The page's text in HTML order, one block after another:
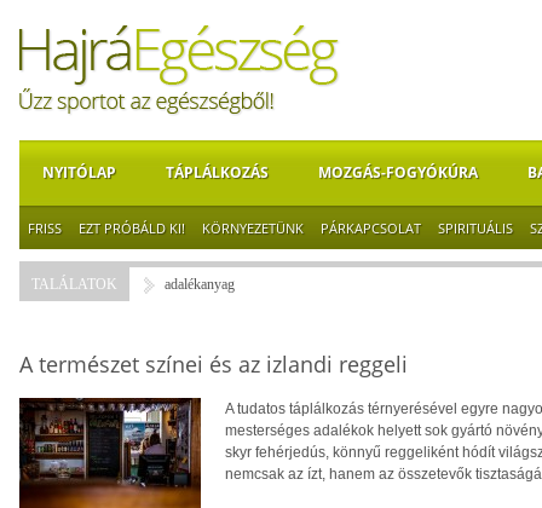
NYITÓLAP TÁPLÁLKOZÁS MOZGÁS-FOGYÓKÚRA
FRISS EZT PRÓBÁLD KI! KÖRNYEZETÜNK PÁRKAPCSOLAT SPIRITUÁLIS
TALÁLATOK adalékanyag
A természet színei és az izlandi reggeli
A tudatos táplálkozás térnyerésével egyre
mesterséges adalékok helyett sok gyártó
skyr fehérjedús, könnyű reggeliként hódít
nemcsak az ízt, hanem az összetevők